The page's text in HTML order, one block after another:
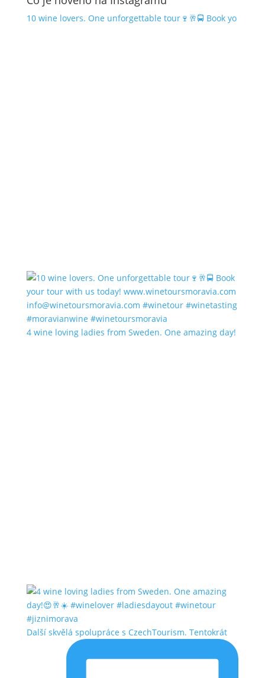
10 wine lovers. One unforgettable tour🍷🥂🚍 Book yo
4 wine loving ladies from Sweden. One amazing day!
Další skvělá spolupráce s CzechTourism. Tentokrát